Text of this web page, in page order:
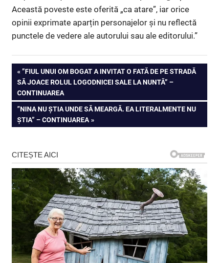
Această poveste este oferită „ca atare”, iar orice
opinii exprimate aparțin personajelor și nu reflectă
punctele de vedere ale autorului sau ale editorului.”
Navigare
în
articole
PREVIOUS
POST:
”FIUL UNUI OM BOGAT A INVITAT O FATĂ DE PE STRADĂ
SĂ JOACE ROLUL LOGODNICEI SALE LA NUNTĂ” –
CONTINUAREA
NEXT
POST:
”NINA NU ȘTIA UNDE SĂ MEARGĂ. EA LITERALMENTE NU
ȘTIA” – CONTINUAREA